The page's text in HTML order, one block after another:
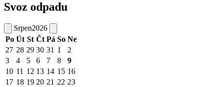
Svoz odpadu
Srpen2026
Po Út St Čt Pá So Ne
27 28 29 30 31 1
2
3
4 5 6 7 8
9
10 11 12 13 14 15 16
17 18 19 20 21 22 23